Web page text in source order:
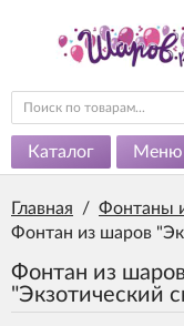
Каталог Меню
Главная / Фонтаны
Фонтан из шаров
Фонтан из шаров
"Экзотический